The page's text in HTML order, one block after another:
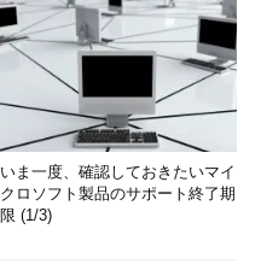
いま一度、確認しておきたいマイ
クロソフト製品のサポート終了期
限 (1/3)